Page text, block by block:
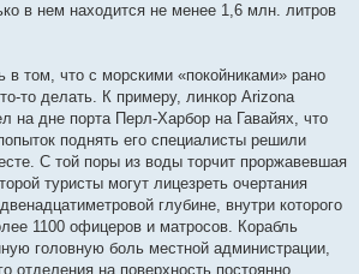
в нем находится не менее 1,6 млн. литров
в том, что с морскими «покойниками» рано
то делать. К примеру, линкор Arizona
на дне порта Перл-Харбор на Гавайях, что
поднять его специалисты решили
С той поры из воды торчит проржавевшая
туристы могут лицезреть очертания
глубине, внутри которого
1100 офицеров и матросов. Корабль
головную боль местной администрации,
отделения на поверхность постоянно